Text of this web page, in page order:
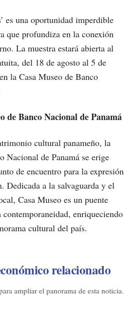
es una oportunidad imperdible
que profundiza en la conexión
La muestra estará abierta al
del 18 de agosto al 5 de
la Casa Museo de Banco
de Banco Nacional de Panamá
cultural panameño, la
Nacional de Panamá se erige
de encuentro para la expresión
Dedicada a la salvaguarda y el
Casa Museo es un puente
enriqueciendo
cultural del país.
relacionado
ampliar el panorama de esta noticia.